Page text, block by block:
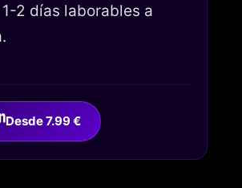
2 días laborables a
Desde 7.99 €